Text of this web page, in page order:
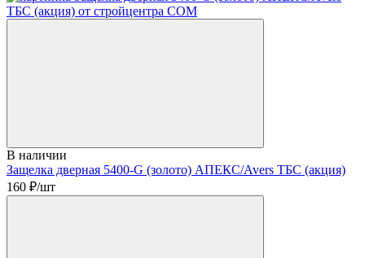
В наличии
Защелка дверная 5400-G (золото) АПЕКС/Avers ТБС (акция)
160 ₽/шт